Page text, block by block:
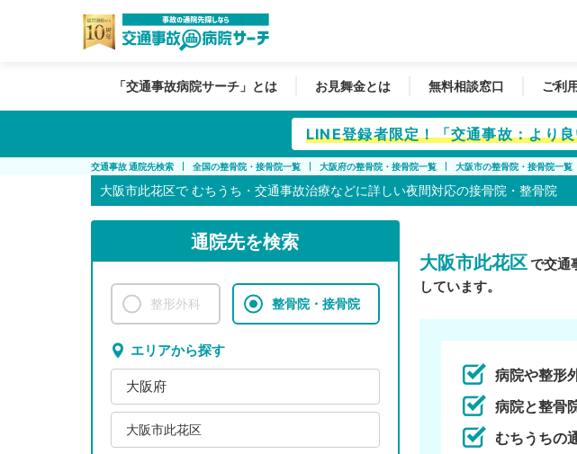
「交通事故病院サーチ」とは お見舞金とは 無料相談窓口 ご利
LINE登録者限定！「交通事故：より
交通事故 通院先検索 全国の整骨院・接骨院一覧 大阪府の整骨院・接骨院一覧 大阪市の整骨院・接骨院一覧
大阪市此花区で むちうち・交通事故治療などに詳しい夜間対応の接骨院・整骨院
通院先を検索
整形外科 整骨院・接骨院
エリアから探す
大阪府
大阪市此花区
大阪市此花区で交通
しています。
病院や整形
病院と整骨
むちうちの